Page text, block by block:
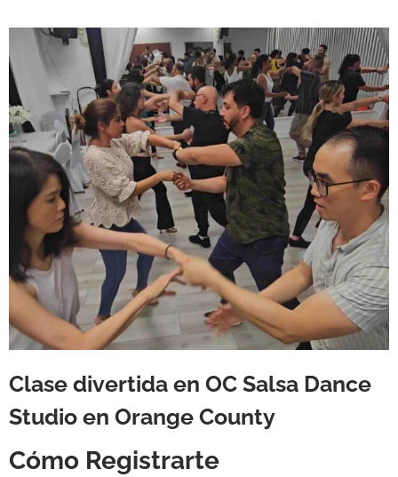
Clase divertida en OC Salsa Dance
Studio en Orange County
Cómo Registrarte